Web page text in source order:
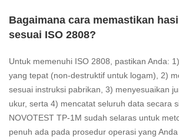
Bagaimana cara memastikan
sesuai ISO 2808?
Untuk memenuhi ISO 2808, pastikan Anda:
yang tepat (non-destruktif untuk logam), 2)
sesuai instruksi pabrikan, 3) menyesuaikan
ukur, serta 4) mencatat seluruh data secara
NOVOTEST TP-1M sudah selaras untuk
penuh ada pada prosedur operasi yang